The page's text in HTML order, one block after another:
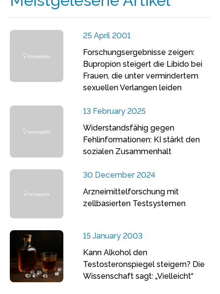
25 April 2001
Forschungsergebnisse zeigen:
Bupropion steigert die Libido bei
Frauen, die unter vermindertem
sexuellen Verlangen leiden
13 February 2025
Widerstandsfähig gegen
Fehlinformationen: KI stärkt den
sozialen Zusammenhalt
30 December 2024
Arzneimittelforschung mit
zellbasierten Testsystemen
15 January 2003
Kann Alkohol den
Testosteronspiegel steigern? Die
Wissenschaft sagt: „Vielleicht“